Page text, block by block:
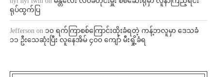
ရုပ်ထွက်ပြ
Jefferson on ၁၀ ရက်ကြာစစ်ကြောင်းထိုးခံရတဲ့ ကန့်ဘလူမှာ ဒေသခံ
၁၁ ဦးသေဆုံးပြီး လူနေအိမ် ၄၀၀ ကျော် မီးရှို့ခံရ